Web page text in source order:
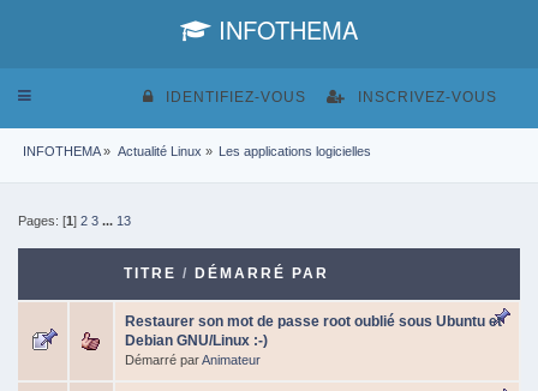
INFOTHEMA
Toggle
IDENTIFIEZ-VOUS INSCRIVEZ-VOUS
INFOTHEMA» Actualité Linux » Les applications logicielles
Pages: [1] 2 3 ... 13
TITRE /DÉMARRÉ PAR
Restaurer son mot de passe root oublié sous Ubuntu et
Debian GNU/Linux :-)
Démarré parAnimateur